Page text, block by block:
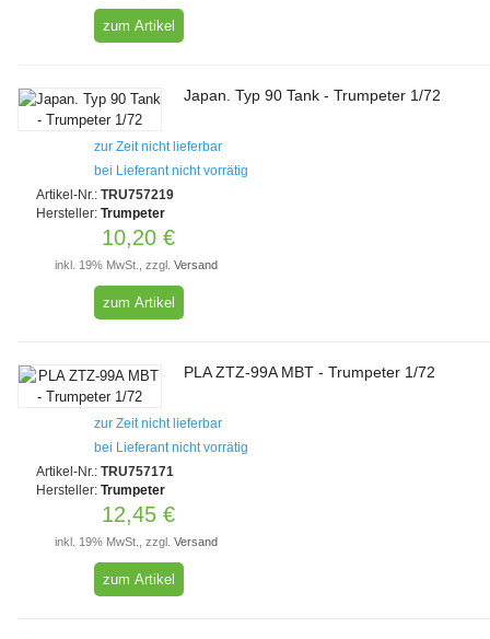
zum Artikel
Japan. Typ 90 Tank - Trumpeter 1/72
zur Zeit nicht lieferbar
bei Lieferant nicht vorrätig
Artikel-Nr.:TRU757219
Hersteller:Trumpeter
10,20 €
inkl. 19% MwSt., zzgl. Versand
zum Artikel
PLA ZTZ-99A MBT - Trumpeter 1/72
zur Zeit nicht lieferbar
bei Lieferant nicht vorrätig
Artikel-Nr.:TRU757171
Hersteller:Trumpeter
12,45 €
inkl. 19% MwSt., zzgl. Versand
zum Artikel